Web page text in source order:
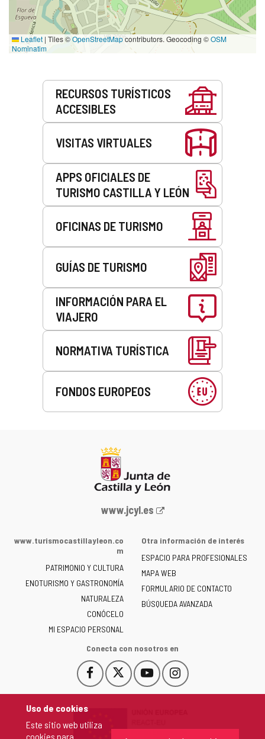
Uso de cookies
Este sitio web utiliza
cookies para
Leaflet | Tiles ©OpenStreetMapcontributors. Geocoding ©OSM
Nominatim
RECURSOS TURÍSTICOS
ACCESIBLES
VISITAS VIRTUALES
APPS OFICIALES DE
TURISMO CASTILLA Y LEÓN
OFICINAS DE TURISMO
GUÍAS DE TURISMO
INFORMACIÓN PARA EL
VIAJERO
NORMATIVA TURÍSTICA
FONDOS EUROPEOS
Portal
la
de
Castilla
y
León
-
www.jcyl.es
www.turismocastillayleon.co
m
PATRIMONIO Y CULTURA
ENOTURISMO Y GASTRONOMÍA
NATURALEZA
CONÓCELO
MI ESPACIO PERSONAL
Otra información de interés
ESPACIO PARA PROFESIONALES
MAPA WEB
FORMULARIO DE CONTACTO
BÚSQUEDA AVANZADA
Conecta con nosotros en
Facebook
Este
enlace
en
Este
enlace
YouTube
Este
enlace
Instagram
Este
enlace